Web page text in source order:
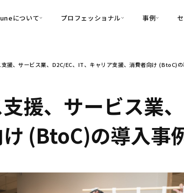
について
視化
育成
・Commune Voice ・
する信頼起点経営基盤
Commune CRM（旧：
）
Commune for Work
プロフェッショナル
・Customer-Led Growth
事例
導入事
援、サービス業、D2C/EC、IT、キャリア支援、消費者向け (BtoC)
援、サービス業
(BtoC)の導入事